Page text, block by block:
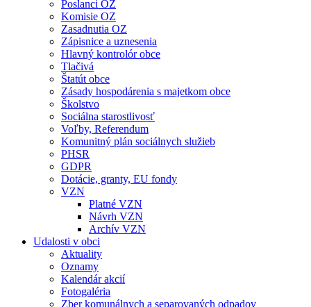
Poslanci OZ
Komisie OZ
Zasadnutia OZ
Zápisnice a uznesenia
Hlavný kontrolór obce
Tlačivá
Štatút obce
Zásady hospodárenia s majetkom obce
Školstvo
Sociálna starostlivosť
Voľby, Referendum
Komunitný plán sociálnych služieb
PHSR
GDPR
Dotácie, granty, EU fondy
VZN
Platné VZN
Návrh VZN
Archív VZN
Udalosti v obci
Aktuality
Oznamy
Kalendár akcií
Fotogaléria
Zber komunálnych a separovaných odpadov